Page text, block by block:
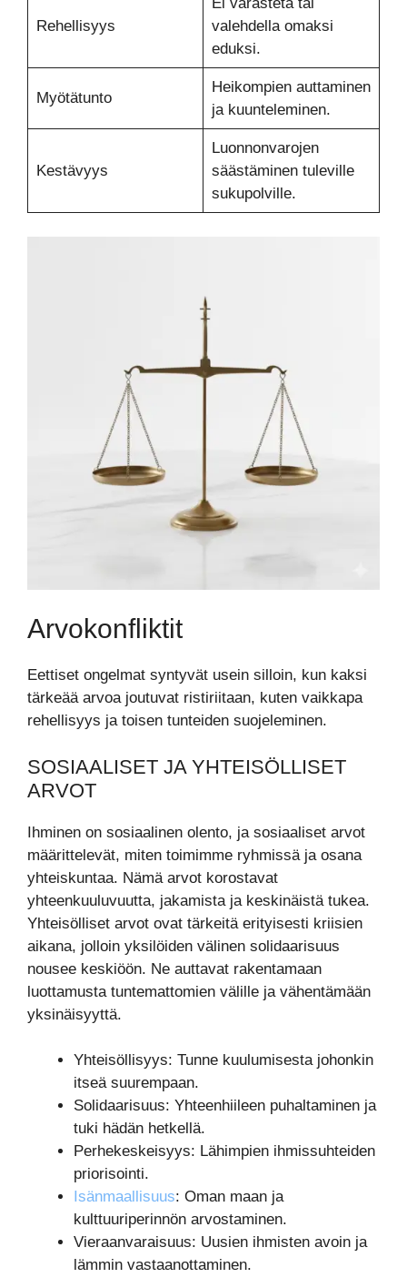
Rehellisyys
valehdella omaksi
eduksi.
Myötätunto
Heikompien auttaminen
ja kuunteleminen.
Kestävyys
Luonnonvarojen
säästäminen tuleville
sukupolville.
Arvokonfliktit
Eettiset ongelmat syntyvät usein silloin, kun kaksi
tärkeää arvoa joutuvat ristiriitaan, kuten vaikkapa
rehellisyys ja toisen tunteiden suojeleminen.
SOSIAALISET JA YHTEISÖLLISET
ARVOT
Ihminen on sosiaalinen olento, ja sosiaaliset arvot
määrittelevät, miten toimimme ryhmissä ja osana
yhteiskuntaa. Nämä arvot korostavat
yhteenkuuluvuutta, jakamista ja keskinäistä tukea.
Yhteisölliset arvot ovat tärkeitä erityisesti kriisien
aikana, jolloin yksilöiden välinen solidaarisuus
nousee keskiöön. Ne auttavat rakentamaan
luottamusta tuntemattomien välille ja vähentämään
yksinäisyyttä.
Yhteisöllisyys: Tunne kuulumisesta johonkin
itseä suurempaan.
Solidaarisuus: Yhteenhiileen puhaltaminen ja
tuki hädän hetkellä.
Perhekeskeisyys: Lähimpien ihmissuhteiden
priorisointi.
Isänmaallisuus: Oman maan ja
kulttuuriperinnön arvostaminen.
Vieraanvaraisuus: Uusien ihmisten avoin ja
lämmin vastaanottaminen.